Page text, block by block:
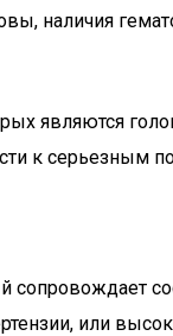
наличия
являются
к серьезным
или